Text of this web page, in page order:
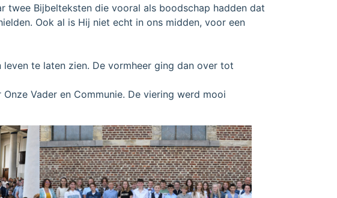
twee Bijbelteksten die vooral als boodschap hadden dat
Ook al is Hij niet echt in ons midden, voor een
te laten zien. De vormheer ging dan over tot
Vader en Communie. De viering werd mooi